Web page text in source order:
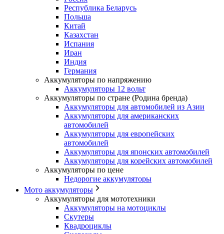
Республика Беларусь
Польша
Китай
Казахстан
Испания
Иран
Индия
Германия
Аккумуляторы по напряжению
Аккумуляторы 12 вольт
Аккумуляторы по стране (Родина бренда)
Аккумуляторы для автомобилей из Азии
Аккумуляторы для американских
автомобилей
Аккумуляторы для европейских
автомобилей
Аккумуляторы для японских автомобилей
Аккумуляторы для корейских автомобилей
Аккумуляторы по цене
Недорогие аккумуляторы
Мото аккумуляторы
Аккумуляторы для мототехники
Аккумуляторы на мотоциклы
Скутеры
Квадроциклы